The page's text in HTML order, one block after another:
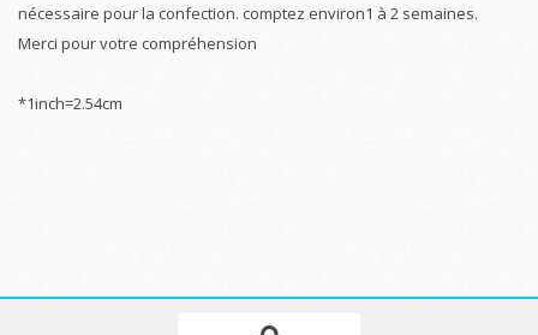
nécessaire pour la confection. comptez environ1 à 2 semaines.
Merci pour votre compréhension
*1inch=2.54cm